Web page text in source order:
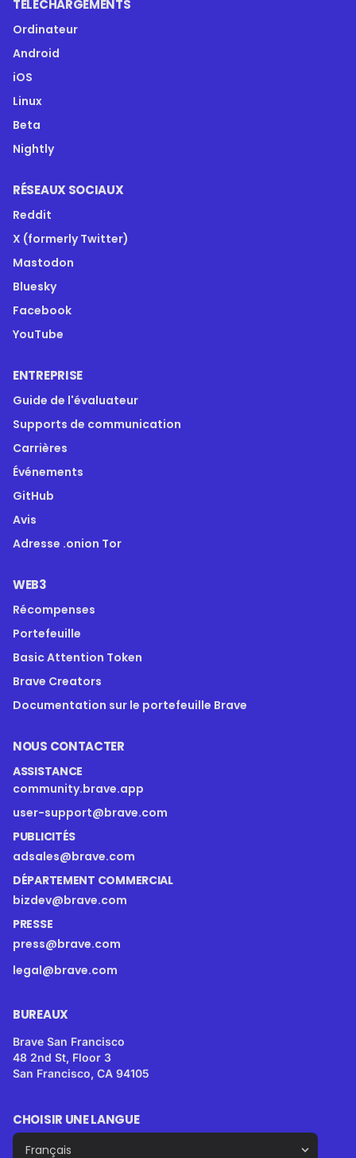
TÉLÉCHARGEMENTS
Ordinateur
Android
iOS
Linux
Beta
Nightly
RÉSEAUX SOCIAUX
Reddit
X (formerly Twitter)
Mastodon
Bluesky
Facebook
YouTube
ENTREPRISE
Guide de l'évaluateur
Supports de communication
Carrières
Événements
GitHub
Avis
Adresse .onion Tor
WEB3
Récompenses
Portefeuille
Basic Attention Token
Brave Creators
Documentation sur le portefeuille Brave
NOUS CONTACTER
ASSISTANCE
community.brave.app
user-support@brave.com
PUBLICITÉS
adsales@brave.com
DÉPARTEMENT COMMERCIAL
bizdev@brave.com
PRESSE
press@brave.com
legal@brave.com
BUREAUX
Brave San Francisco
48 2nd St, Floor 3
San Francisco, CA 94105
CHOISIR UNE LANGUE